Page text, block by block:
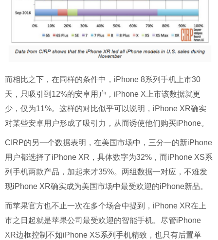
而相比之下，在同样的条件中，iPhone 8系列手机上市30
天，只吸引到12%的安卓用户，iPhone X上市该数据就更
少，仅为11%。 这样的对比似乎可以说明，iPhone XR确实
对某些安卓用户形成了吸引力，从而诱使他们购买iPhone。
CIRP的另一个数据表明，在美国市场中，三分一的新iPhone
用户都选择了iPhone XR，具体数字为32%，而iPhone XS系
列手机两款产品，加起来才35%。两组数据一对应，不难发
现iPhone XR确实成为美国市场中最受欢迎的iPhone新品。
而苹果官方也不止一次在多个场合中提到，iPhone XR在上
市之日起就是苹果公司最受欢迎的智能手机。 尽管iPhone
XR边框控制不如iPhone XS系列手机精致，也只有后置单